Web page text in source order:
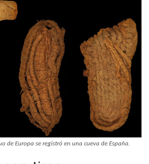
de Europa se registró en una cueva de España.